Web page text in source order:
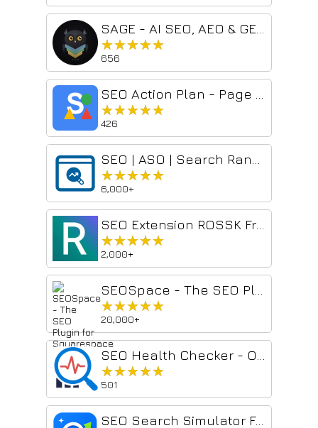
★★★★★
★★★★★
656
★★★★★
★★★★★
426
★★★★★
★★★★★
6,000+
★★★★★
★★★★★
2,000+
★★★★★
★★★★★
20,000+
★★★★★
★★★★★
501
SEO Search Simulator Free